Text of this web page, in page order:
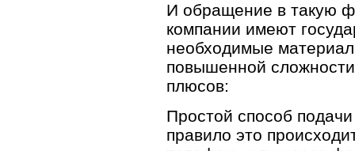
И обращение в такую
компании имеют
необходимые
повышенной
плюсов:
Простой способ
правило это